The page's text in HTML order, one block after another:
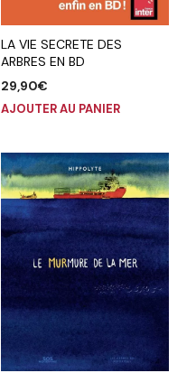
LA VIE SECRETE DES
ARBRES EN BD
29,90€
AJOUTER AU PANIER